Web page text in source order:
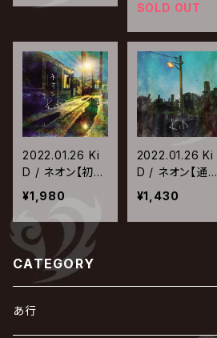
SOLD OUT
2022.01.26 Ki
D / ネオン【初回
限定盤】
¥1,980
2022.01.26 Ki
D / ネオン【通常
盤】
¥1,430
CATEGORY
あ行